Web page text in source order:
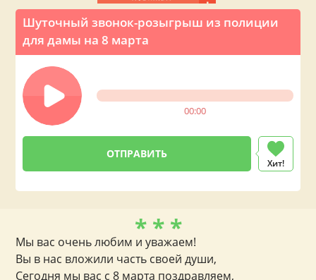
Шуточный звонок-розыгрыш из полиции
для дамы на 8 марта
00:00
Хит!
* * *
Мы вас очень любим и уважаем!
Вы в нас вложили часть своей души,
Сегодня мы вас с 8 марта поздравляем,